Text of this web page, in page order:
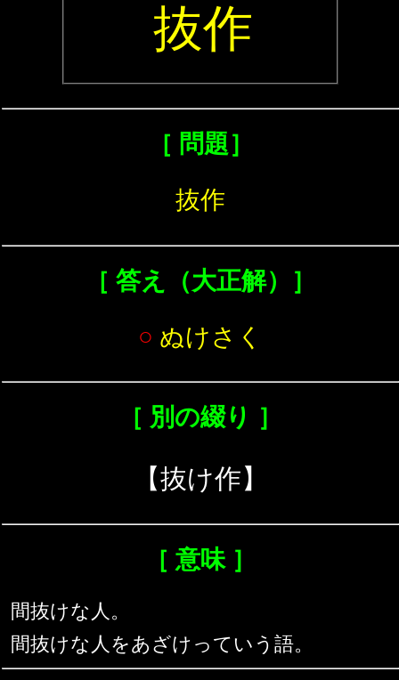
抜作
［ 問題］
抜作
［ 答え（大正解）］
○ ぬけさく
［ 別の綴り ］
【抜け作】
［ 意味 ］
間抜けな人。
間抜けな人をあざけっていう語。